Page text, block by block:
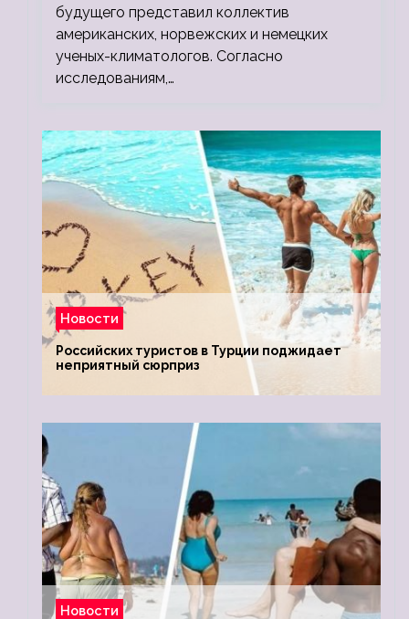
будущего представил коллектив
американских, норвежских и немецких
ученых-климатологов. Согласно
исследованиям,…
Новости
Российских туристов в Турции поджидает
неприятный сюрприз
Новости